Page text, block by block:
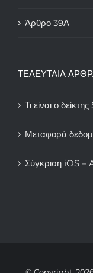
Άρθρο 39Α
ΤΕΛΕΥΤΑΙΑ
Τι είναι ο
Μεταφορά
Σύγκριση iOS –